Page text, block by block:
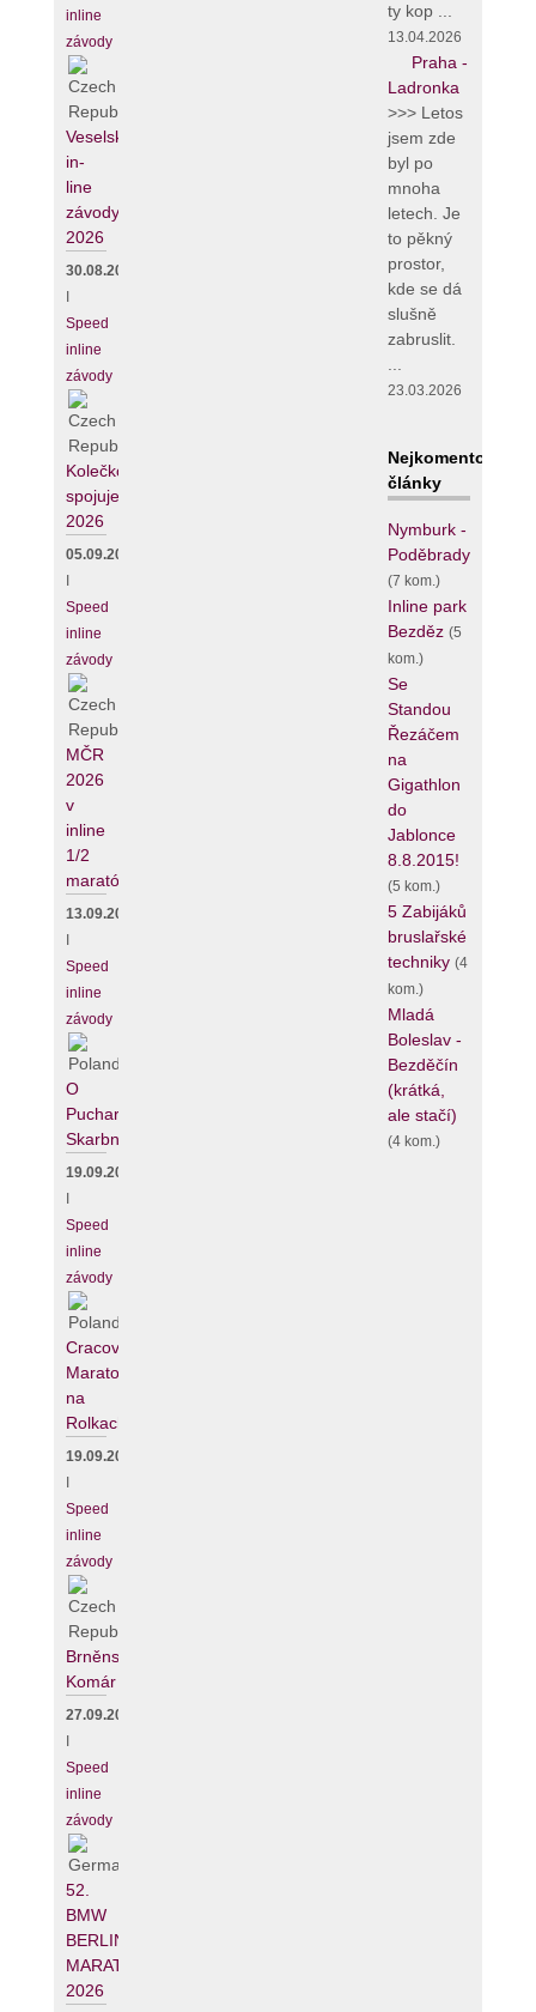
inline
závody
Veselské
in-
line
závody
2026
30.08.2026
Speed
inline
závody
Kolečko
spojuje
2026
05.09.2026
Speed
inline
závody
MČR
2026
v
inline
1/2
maratónu
13.09.2026
Speed
inline
závody
O
Puchar
Skarbnika
19.09.2026
Speed
inline
závody
Cracovia
Maraton
na
Rolkach
19.09.2026
Speed
inline
závody
Brněnský
Komár
27.09.2026
Speed
inline
závody
52.
BMW
BERLIN-
MARATHON
2026
ty kop ...
13.04.2026
Praha -
Ladronka
>>> Letos
jsem zde
byl po
mnoha
letech. Je
to pěkný
prostor,
kde se dá
slušně
zabruslit.
...
23.03.2026
články
Nymburk -
Poděbrady
(7 kom.)
Inline park
Bezděz (5
kom.)
Se
Standou
Řezáčem
na
Gigathlon
do
Jablonce
8.8.2015!
(5 kom.)
5 Zabijáků
bruslařské
techniky (4
kom.)
Mladá
Boleslav -
Bezděčín
(krátká,
ale stačí)
(4 kom.)